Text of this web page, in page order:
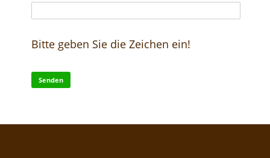
Bitte geben Sie die Zeichen ein!